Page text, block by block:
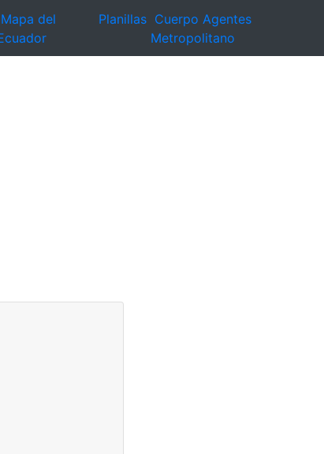
Mapa del
Planillas Cuerpo Agentes
Metropolitano